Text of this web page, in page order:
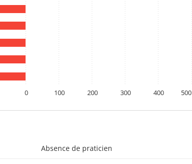
0 100 200 300 400 500
Absence de praticien